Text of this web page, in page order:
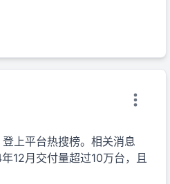
登上平台热搜榜。相关消息
12月交付量超过10万台，且